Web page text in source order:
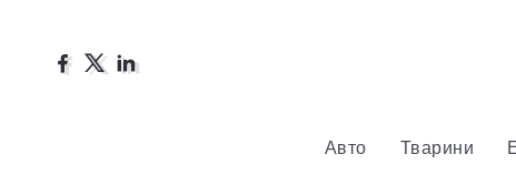
Авто Тварини